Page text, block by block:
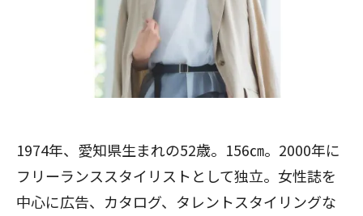
1974年、愛知県生まれの52歳。156㎝。2000年に
フリーランススタイリストとして独立。女性誌を
中心に広告、カタログ、タレントスタイリングな